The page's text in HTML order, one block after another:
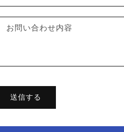
お問い合わせ内容
送信する